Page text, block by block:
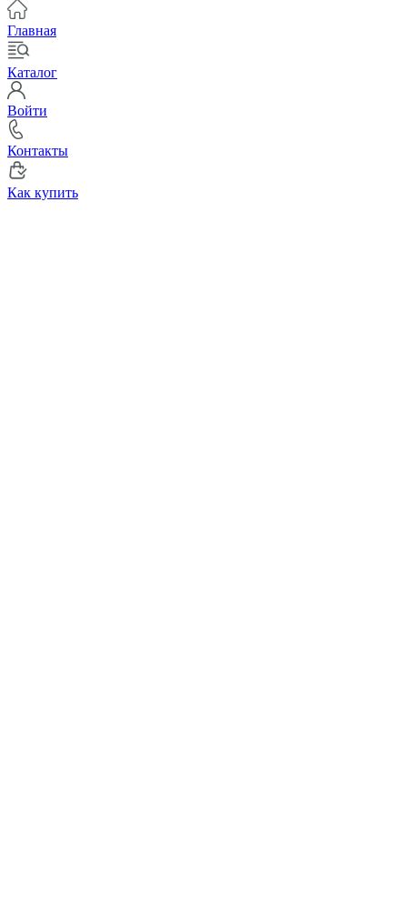
Главная
Каталог
Войти
Контакты
Как купить